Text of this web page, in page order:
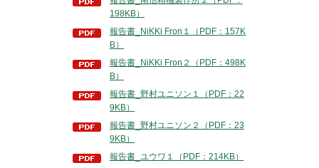
198KB）
報告書_NiKKi Fron１（PDF：157K
B）
報告書_NiKKi Fron２（PDF：498K
B）
報告書_野村ユニソン１（PDF：22
9KB）
報告書_野村ユニソン２（PDF：23
9KB）
報告書_ユウワ１（PDF：214KB）